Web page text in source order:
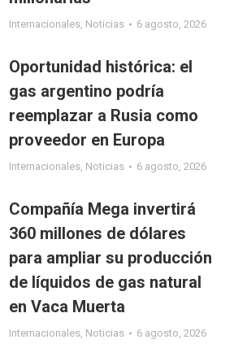
Internacionales, Noticias 6 agosto, 2026
Oportunidad histórica: el
gas argentino podría
reemplazar a Rusia como
proveedor en Europa
Internacionales, Noticias 6 agosto, 2026
Compañía Mega invertirá
360 millones de dólares
para ampliar su producción
de líquidos de gas natural
en Vaca Muerta
Internacionales, Noticias 6 agosto, 2026